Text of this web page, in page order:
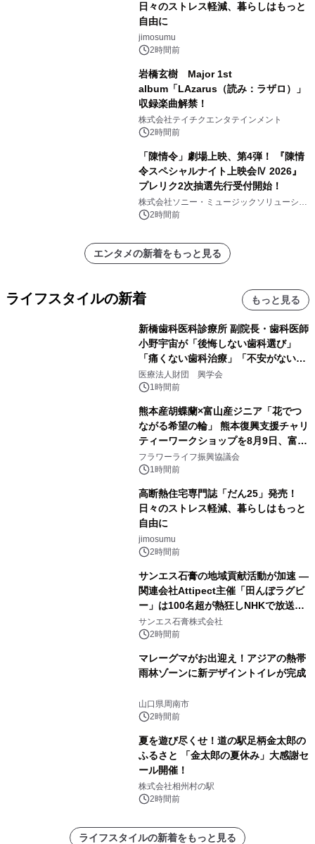
日々のストレス軽減、暮らしはもっと
自由に
jimosumu
2時間前
岩橋玄樹 Major 1st
album「LAzarus（読み：ラザロ）」
収録楽曲解禁！
株式会社テイチクエンタテインメント
2時間前
「陳情令」劇場上映、第4弾！ 『陳情
令スペシャルナイト上映会Ⅳ 2026』
プレリク2次抽選先行受付開始！
株式会社ソニー・ミュージックソリューショ
ンズ2時間前
エンタメの新着をもっと見る
ライフスタイルの新着 もっと見る
新橋歯科医科診療所 副院長・歯科医師
小野宇宙が「後悔しない歯科選び」
「痛くない歯科治療」「不安がない治
療計画」をテーマに専門監修
医療法人財団 興学会
1時間前
熊本産胡蝶蘭×富山産ジニア「花でつ
ながる希望の輪」 熊本復興支援チャリ
ティーワークショップを8月9日、富
山・射水で開催
フラワーライフ振興協議会
1時間前
高断熱住宅専門誌「だん25」発売！
日々のストレス軽減、暮らしはもっと
自由に
jimosumu
2時間前
サンエス石膏の地域貢献活動が加速 ―
関連会社Attipect主催「田んぼラグビ
ー」は100名超が熱狂しNHKで放送さ
れました。
サンエス石膏株式会社
2時間前
マレーグマがお出迎え！アジアの熱帯
雨林ゾーンに新デザイントイレが完成
山口県周南市
2時間前
夏を遊び尽くせ！道の駅足柄金太郎の
ふるさと 「金太郎の夏休み」大感謝セ
ール開催！
株式会社相州村の駅
2時間前
ライフスタイルの新着をもっと見る